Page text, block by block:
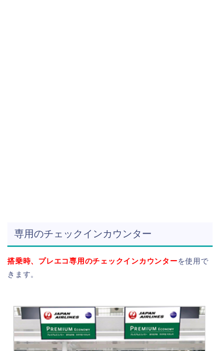
専用のチェックインカウンター
搭乗時、プレエコ専用のチェックインカウンターを使用で
きます。